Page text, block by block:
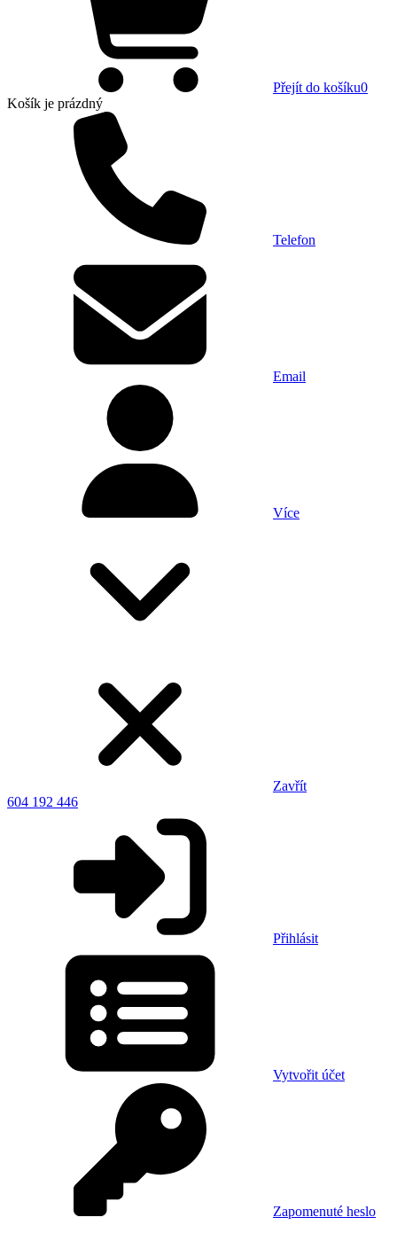
Přejít do košíku0
Košík je prázdný
Telefon
Email
Více
Zavřít
604 192 446
Přihlásit
Vytvořit účet
Zapomenuté heslo